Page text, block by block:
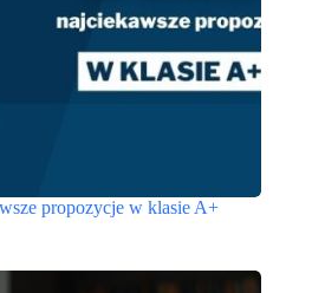
propozycje w klasie A+